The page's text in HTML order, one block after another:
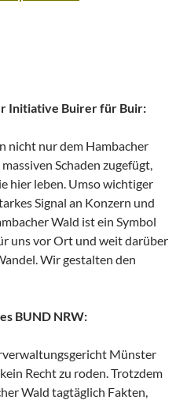
Initiative Buirer für Buir:
nicht nur dem Hambacher
Schaden zugefügt,
hier leben. Umso wichtiger
Signal an Konzern und
Wald ist ein Symbol
uns vor Ort und weit darüber
Wir gestalten den
BUND NRW:
Münster
Recht zu roden. Trotzdem
Wald tagtäglich Fakten,